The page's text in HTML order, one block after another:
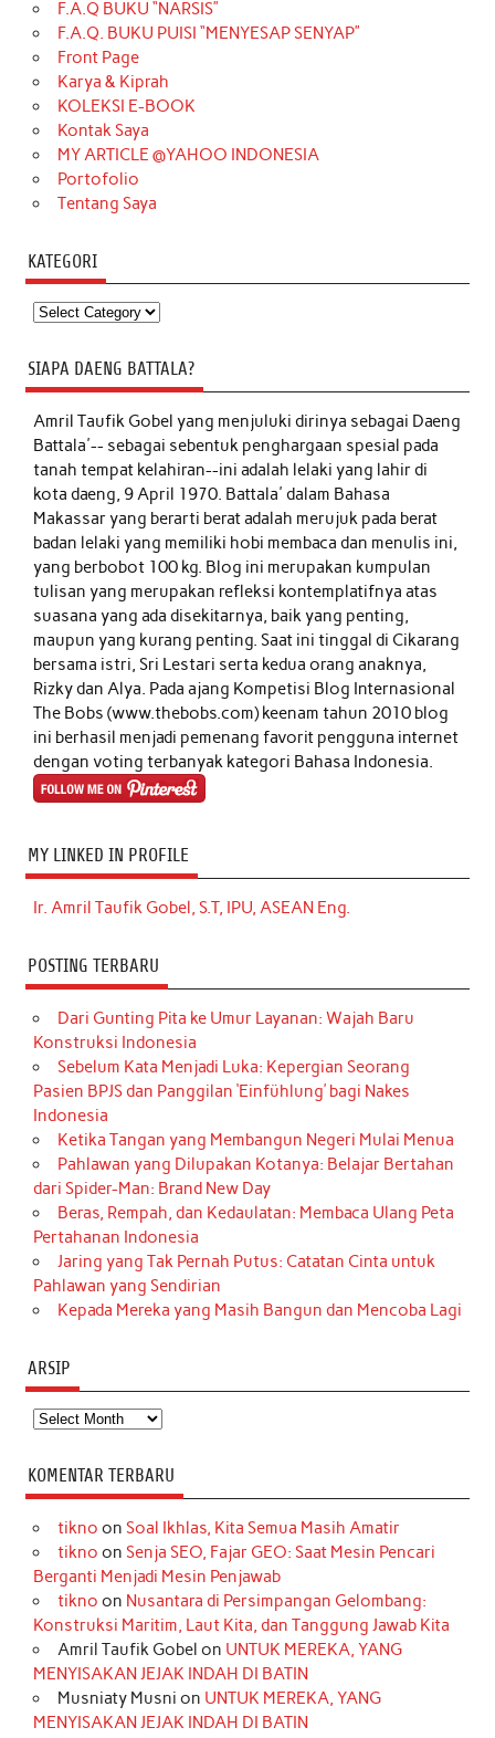
F.A.Q BUKU “NARSIS”
F.A.Q. BUKU PUISI “MENYESAP SENYAP”
Front Page
Karya & Kiprah
KOLEKSI E-BOOK
Kontak Saya
MY ARTICLE @YAHOO INDONESIA
Portofolio
Tentang Saya
KATEGORI
Kategori
SIAPA DAENG BATTALA?
Amril Taufik Gobelyang menjuluki dirinya sebagai Daeng
Battala'-- sebagai sebentuk penghargaan spesial pada
tanah tempat kelahiran--ini adalah lelaki yang lahir di
kota daeng, 9 April 1970. Battala' dalam Bahasa
Makassar yang berarti berat adalah merujuk pada berat
badan lelaki yang memiliki hobi membaca dan menulis ini,
yang berbobot 100 kg. Blog ini merupakan kumpulan
tulisan yang merupakan refleksi kontemplatifnya atas
suasana yang ada disekitarnya, baik yang penting,
maupun yang kurang penting. Saat ini tinggal di Cikarang
bersama istri, Sri Lestari serta kedua orang anaknya,
Rizky dan Alya. Pada ajang Kompetisi Blog Internasional
The Bobs (www.thebobs.com) keenam tahun 2010 blog
ini berhasil menjadi pemenang favorit pengguna internet
dengan voting terbanyak kategori Bahasa Indonesia.
MY LINKED IN PROFILE
Ir. Amril Taufik Gobel, S.T, IPU, ASEAN Eng.
POSTING TERBARU
Dari Gunting Pita ke Umur Layanan: Wajah Baru
Konstruksi Indonesia
Sebelum Kata Menjadi Luka: Kepergian Seorang
Pasien BPJS dan Panggilan ‘Einfühlung’ bagi Nakes
Indonesia
Ketika Tangan yang Membangun Negeri Mulai Menua
Pahlawan yang Dilupakan Kotanya: Belajar Bertahan
dari Spider-Man: Brand New Day
Beras, Rempah, dan Kedaulatan: Membaca Ulang Peta
Pertahanan Indonesia
Jaring yang Tak Pernah Putus: Catatan Cinta untuk
Pahlawan yang Sendirian
Kepada Mereka yang Masih Bangun dan Mencoba Lagi
ARSIP
Arsip
KOMENTAR TERBARU
tikno on Soal Ikhlas, Kita Semua Masih Amatir
tikno on Senja SEO, Fajar GEO: Saat Mesin Pencari
Berganti Menjadi Mesin Penjawab
tikno on Nusantara di Persimpangan Gelombang:
Konstruksi Maritim, Laut Kita, dan Tanggung Jawab Kita
Amril Taufik Gobel on UNTUK MEREKA, YANG
MENYISAKAN JEJAK INDAH DI BATIN
Musniaty Musni on UNTUK MEREKA, YANG
MENYISAKAN JEJAK INDAH DI BATIN